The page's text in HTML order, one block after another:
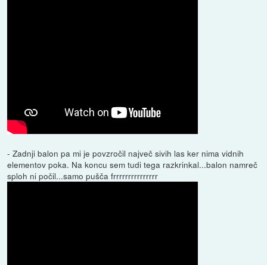
- Zadnji balon pa mi je povzročil največ sivih las ker nima vidnih
elementov poka. Na koncu sem tudi tega razkrinkal...balon namreč
sploh ni počil...samo pušča frrrrrrrrrrrrrrr